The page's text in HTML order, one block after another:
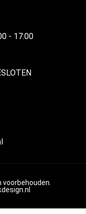
- 17:00
voorbehouden.